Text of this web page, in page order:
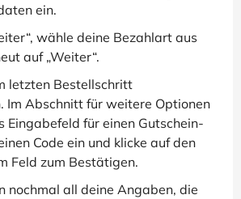
ein.
wähle deine Bezahlart aus
auf „Weiter“.
letzten Bestellschritt
Im Abschnitt für weitere Optionen
Eingabefeld für einen Gutschein-
Code ein und klicke auf den
Feld zum Bestätigen.
nochmal all deine Angaben, die